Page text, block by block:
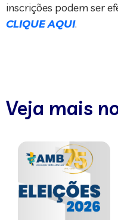
inscrições podem ser
CLIQUE AQUI.
Veja mais